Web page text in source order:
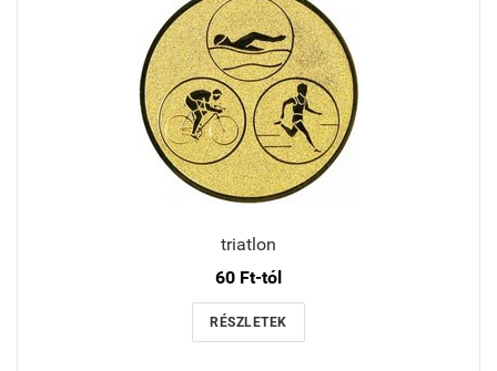
triatlon
60 Ft-tól
RÉSZLETEK